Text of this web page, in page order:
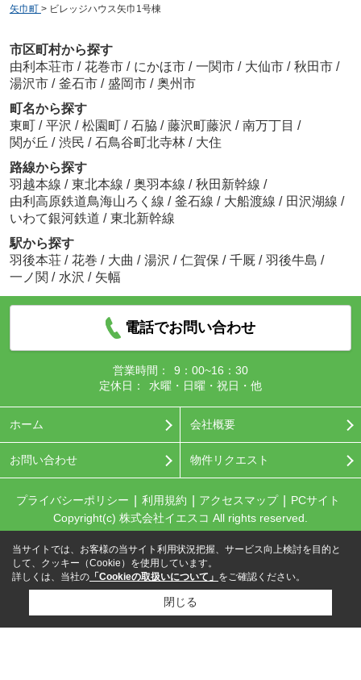
矢巾町 > ビレッジハウス矢巾1号棟
市区町村から探す
由利本荘市 / 花巻市 / にかほ市 / 一関市 / 大仙市 / 秋田市 /
湯沢市 / 釜石市 / 盛岡市 / 奥州市
町名から探す
東町 / 平沢 / 松園町 / 石脇 / 藤沢町藤沢 / 南万丁目 /
関が丘 / 渋民 / 石鳥谷町北寺林 / 大住
路線から探す
羽越本線 / 東北本線 / 奥羽本線 / 秋田新幹線 /
由利高原鉄道鳥海山ろく線 / 釜石線 / 大船渡線 / 田沢湖線 /
いわて銀河鉄道 / 東北新幹線
駅から探す
羽後本荘 / 花巻 / 大曲 / 湯沢 / 仁賀保 / 千厩 / 羽後牛島 /
一ノ関 / 水沢 / 矢幅
電話でお問い合わせ
営業時間：
9：00~16：30
定休日：
水曜・日曜・祝日・他
ホーム 会社概要
お問い合わせ 物件リクエスト
プライバシーポリシー 利用規約 アクセスマップ
PCサイト
Copyright(c) 株式会社イエスコ All rights reserved.
当サイトでは、お客様の当サイト利用状況把握、サービス向上検討を目的と
して、クッキー（Cookie）を使用しています。
詳しくは、当社の 「Cookieの取扱いについて」 をご確認ください。
閉じる